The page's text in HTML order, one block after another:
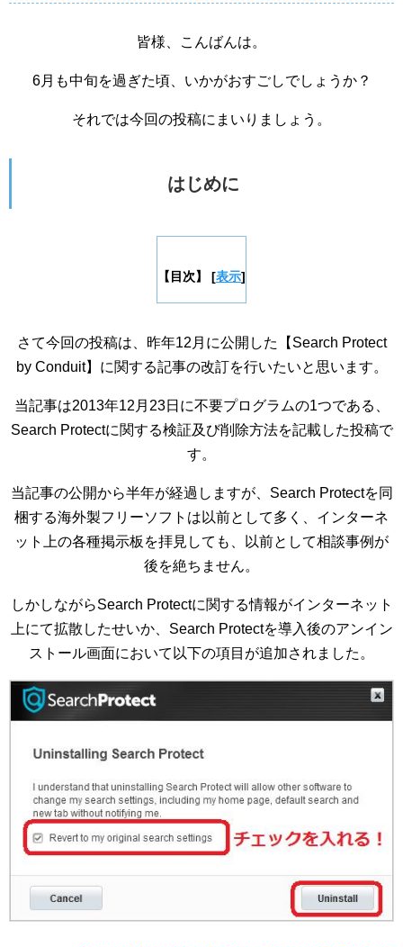
皆様、こんばんは。
6月も中旬を過ぎた頃、いかがおすごしでしょうか？
それでは今回の投稿にまいりましょう。
はじめに
【目次】 [表示]
さて今回の投稿は、昨年12月に公開した【Search Protect
by Conduit】に関する記事の改訂を行いたいと思います。
当記事は2013年12月23日に不要プログラムの1つである、
Search Protectに関する検証及び削除方法を記載した投稿で
す。
当記事の公開から半年が経過しますが、Search Protectを同
梱する海外製フリーソフトは以前として多く、インターネ
ット上の各種掲示板を拝見しても、以前として相談事例が
後を絶ちません。
しかしながらSearch Protectに関する情報がインターネット
上にて拡散したせいか、Search Protectを導入後のアンイン
ストール画面において以下の項目が追加されました。